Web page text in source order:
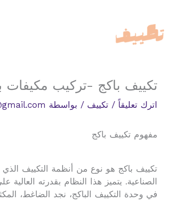
تكييف باكج -تركيب مكيفات
اترك تعليقاً / تكييف / بواسطة
مفهوم تكييف باكج
تكييف باكج هو نوع من أنظمة التكييف الذي
الصناعية. يتميز هذا النظام بقدرته
في وحدة التكييف الباكج، نجد الضاغط،